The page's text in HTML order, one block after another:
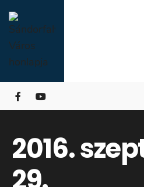
Skip
to
content
2016.
for: